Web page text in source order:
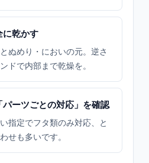
に乾かす
ぬめり・においの元。逆さ
ドで内部まで乾燥を。
パーツごとの対応」を確認
指定でフタ類のみ対応、と
せも多いです。